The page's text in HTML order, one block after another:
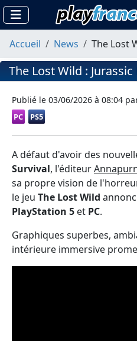
Accueil News The Lost
The Lost Wild : Jurassic
Publié le 03/06/2026 à 08:04
PC PS5
A défaut d'avoir des
Survival, l'éditeur
sa propre vision de
le jeu The Lost Wild
PlayStation 5 et PC.
Graphiques superbes,
intérieure immersive